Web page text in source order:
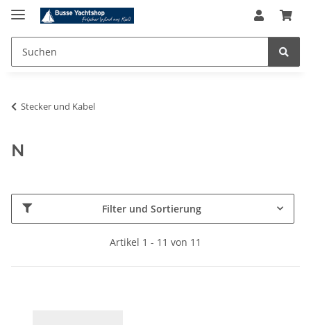
Stecker und Kabel
N
Filter und Sortierung
Artikel 1 - 11 von 11